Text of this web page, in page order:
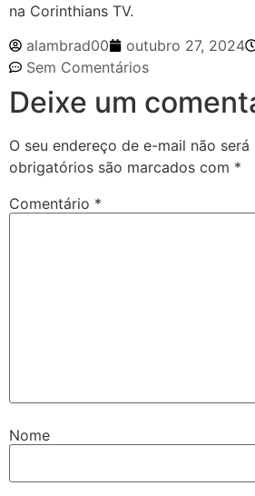
na Corinthians TV.
alambrad00
outubro 27, 2024
Sem Comentários
Deixe um
O seu endereço de e-mail não
obrigatórios são marcados com *
Comentário *
Nome